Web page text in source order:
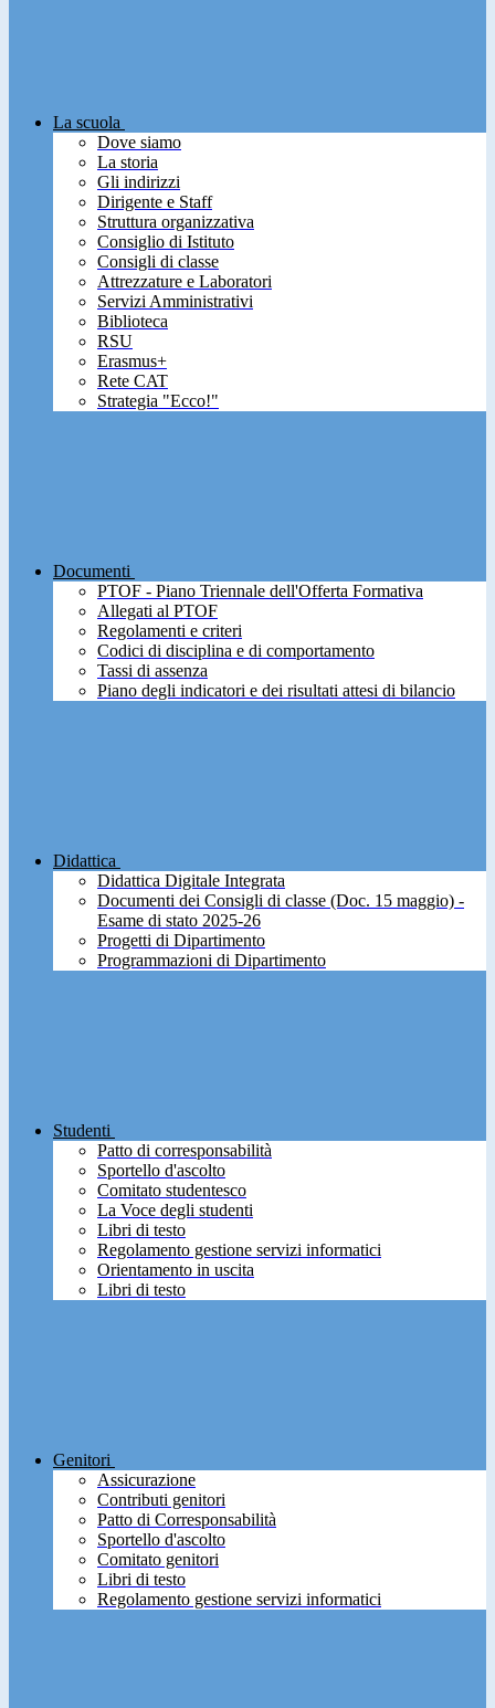
La scuola
Dove siamo
La storia
Gli indirizzi
Dirigente e Staff
Struttura organizzativa
Consiglio di Istituto
Consigli di classe
Attrezzature e Laboratori
Servizi Amministrativi
Biblioteca
RSU
Erasmus+
Rete CAT
Strategia "Ecco!"
Documenti
PTOF - Piano Triennale dell'Offerta Formativa
Allegati al PTOF
Regolamenti e criteri
Codici di disciplina e di comportamento
Tassi di assenza
Piano degli indicatori e dei risultati attesi di bilancio
Didattica
Didattica Digitale Integrata
Documenti dei Consigli di classe (Doc. 15 maggio) -
Esame di stato 2025-26
Progetti di Dipartimento
Programmazioni di Dipartimento
Studenti
Patto di corresponsabilità
Sportello d'ascolto
Comitato studentesco
La Voce degli studenti
Libri di testo
Regolamento gestione servizi informatici
Orientamento in uscita
Libri di testo
Genitori
Assicurazione
Contributi genitori
Patto di Corresponsabilità
Sportello d'ascolto
Comitato genitori
Libri di testo
Regolamento gestione servizi informatici